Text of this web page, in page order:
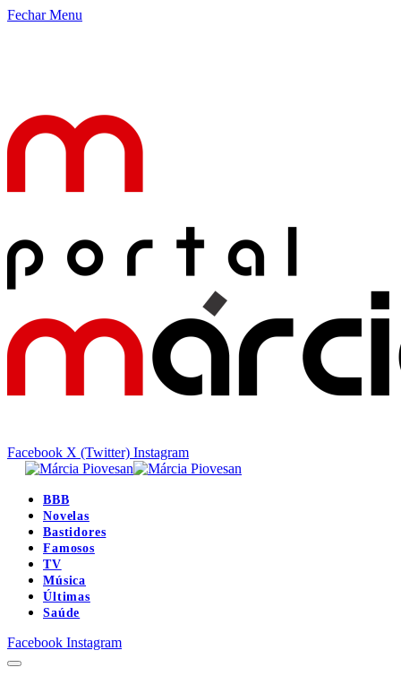
Fechar Menu
Facebook X (Twitter) Instagram
BBB
Novelas
Bastidores
Famosos
TV
Música
Últimas
Saúde
Facebook Instagram